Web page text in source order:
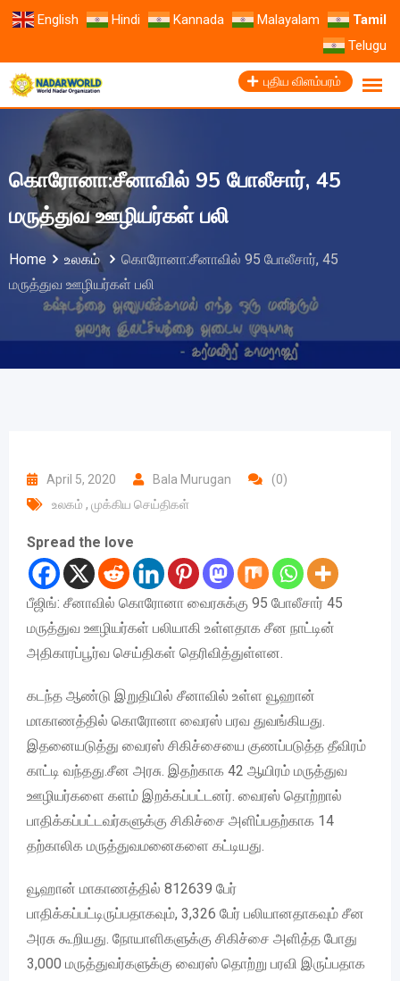
English Hindi Kannada Malayalam
Tamil
Telugu
புதிய விளம்பரம்
கொரோனா:சீனாவில் 95 போலீசார், 45
மருத்துவ ஊழியர்கள் பலி
Home உலகம்
கொரோனா:சீனாவில் 95 போலீசார், 45
மருத்துவ ஊழியர்கள் பலி
April 5, 2020 Bala Murugan
(0)
உலகம் , முக்கிய செய்திகள்
Spread the love
பீஜிங்: சீனாவில் கொரோனா வைரசுக்கு 95 போலீசார் 45
மருத்துவ ஊழியர்கள் பலியாகி உள்ளதாக சீன நாட்டின்
அதிகாரப்பூர்வ செய்திகள் தெரிவித்துள்ளன.
கடந்த ஆண்டு இறுதியில் சீனாவில் உள்ள வூஹான்
மாகாணத்தில் கொரோனா வைரஸ் பரவ துவங்கியது.
இதனையடுத்து வைரஸ் சிகிச்சையை குணப்படுத்த தீவிரம்
காட்டி வந்தது.சீன அரசு. இதற்காக 42 ஆயிரம் மருத்துவ
ஊழியர்களை களம் இறக்கப்பட்டனர். வைரஸ் தொற்றால்
பாதிக்கப்பட்டவர்களுக்கு சிகிச்சை அளிப்பதற்காக 14
தற்காலிக மருத்துவமனைகளை கட்டியது.
வூஹான் மாகாணத்தில் 812639 பேர்
பாதிக்கப்பட்டிருப்பதாகவும், 3,326 பேர் பலியானதாகவும் சீன
அரசு கூறியது. நோயாளிகளுக்கு சிகிச்சை அளித்த போது
3,000 மருத்துவர்களுக்கு வைரஸ் தொற்று பரவி இருப்பதாக